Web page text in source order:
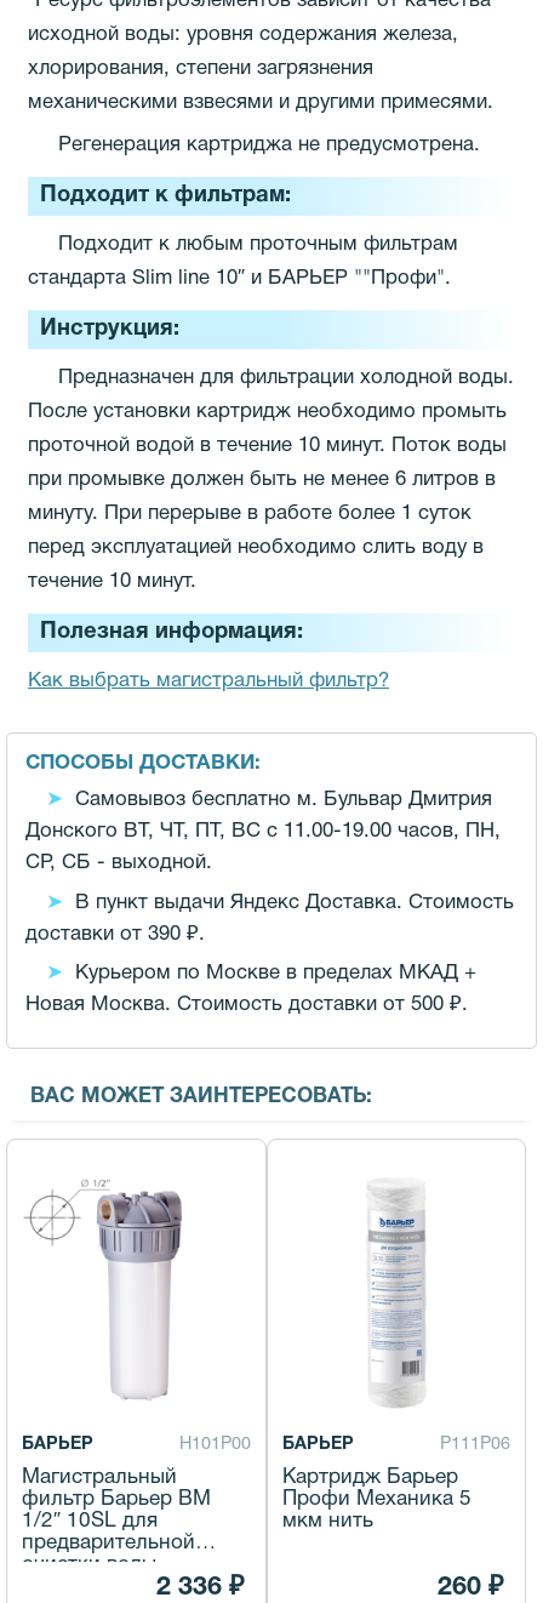
исходной воды: уровня содержания железа,
хлорирования, степени загрязнения
механическими взвесями и другими примесями.
Регенерация картриджа не предусмотрена.
Подходит к фильтрам:
Подходит к любым проточным фильтрам
стандарта Slim line 10″ и БАРЬЕР ""Профи".
Инструкция:
Предназначен для фильтрации холодной воды.
После установки картридж необходимо промыть
проточной водой в течение 10 минут. Поток воды
при промывке должен быть не менее 6 литров в
минуту. При перерыве в работе более 1 суток
перед эксплуатацией необходимо слить воду в
течение 10 минут.
Полезная информация:
Как выбрать магистральный фильтр?
СПОСОБЫ ДОСТАВКИ:
Самовывоз бесплатно м. Бульвар Дмитрия
Донского ВТ, ЧТ, ПТ, ВС с 11.00-19.00 часов,
ПН,
СР, СБ - выходной.
В пункт выдачи Яндекс Доставка. Стоимость
доставки от 390 ₽.
Курьером по Москве в пределах МКАД +
Новая Москва. Стоимость доставки от 500 ₽.
ВАС МОЖЕТ ЗАИНТЕРЕСОВАТЬ:
БАРЬЕР Н101Р00
Магистральный
фильтр Барьер ВМ
1/2″ 10SL для
предварительной
очистки воды
2 336 ₽
БАРЬЕР Р111Р06
Картридж Барьер
Профи Механика 5
мкм нить
260 ₽